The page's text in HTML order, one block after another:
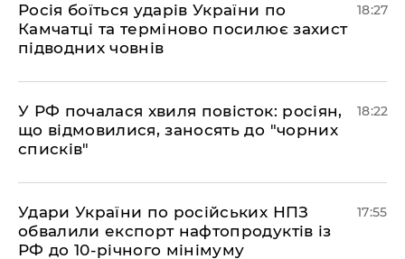
​Росія боїться ударів України по
Камчатці та терміново посилює захист
підводних човнів
18:27
​У РФ почалася хвиля повісток: росіян,
що відмовилися, заносять до "чорних
списків"
18:22
​Удари України по російських НПЗ
обвалили експорт нафтопродуктів із
РФ до 10-річного мінімуму
17:55